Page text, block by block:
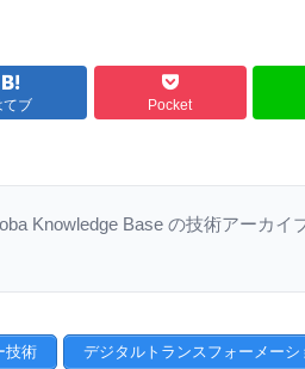
てブ Pocket
Knowledge Base の技術アーカイ
技術 デジタルトランスフォーメーシ